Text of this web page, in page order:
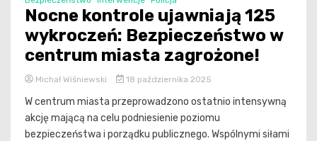
Nocne kontrole ujawniają 125
wykroczeń: Bezpieczeństwo w
centrum miasta zagrożone!
Michał Wiśniewski 18 października 2025
W centrum miasta przeprowadzono ostatnio intensywną
akcję mającą na celu podniesienie poziomu
bezpieczeństwa i porządku publicznego. Wspólnymi siłami